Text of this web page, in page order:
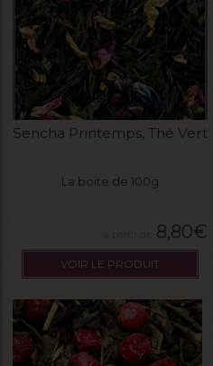
Sencha Printemps, Thé Vert
La boite de 100g
8,80€
VOIR LE PRODUIT